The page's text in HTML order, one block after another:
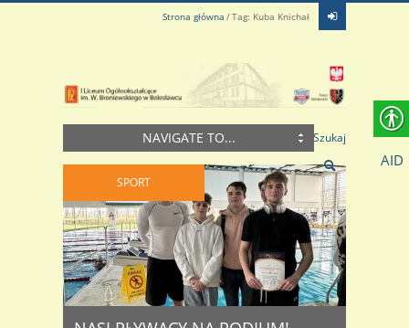
Strona główna Tag: Kuba Knichał
NAVIGATE TO... Szukaj
SPORT
AID